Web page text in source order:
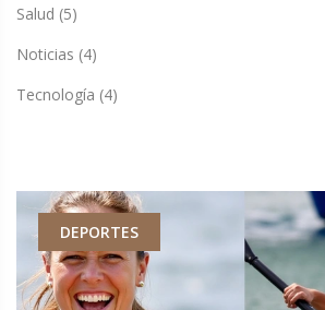
Salud (5)
Noticias (4)
Tecnología (4)
DEPORTES